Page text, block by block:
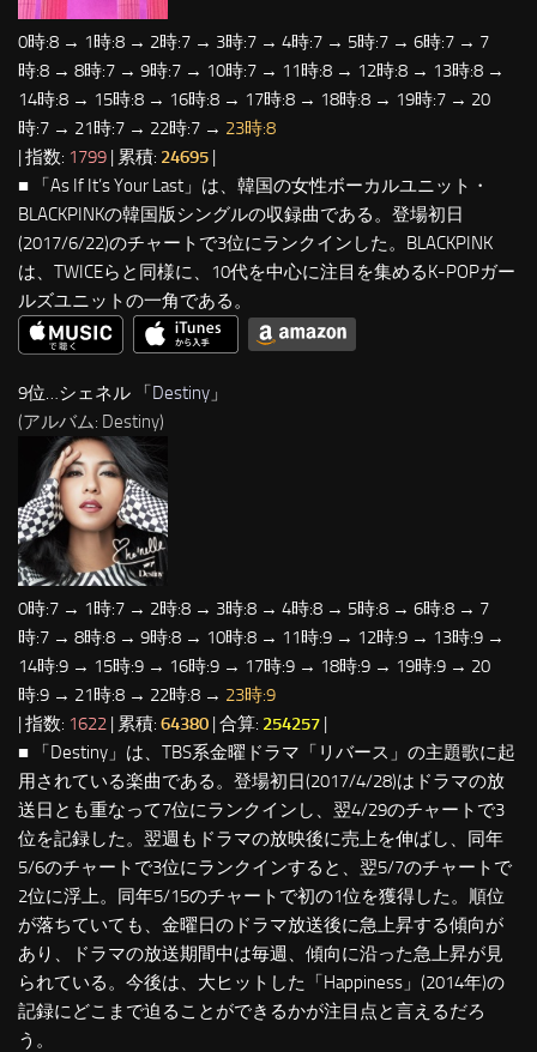
0時:8 → 1時:8 → 2時:7 → 3時:7 → 4時:7 → 5時:7 → 6時:7 → 7
時:8 → 8時:7 → 9時:7 → 10時:7 → 11時:8 → 12時:8 → 13時:8 →
14時:8 → 15時:8 → 16時:8 → 17時:8 → 18時:8 → 19時:7 → 20
時:7 → 21時:7 → 22時:7 → 23時:8
| 指数: 1799 | 累積: 24695 |
■ 「As If It’s Your Last」は、韓国の女性ボーカルユニット・
BLACKPINKの韓国版シングルの収録曲である。登場初日
(2017/6/22)のチャートで3位にランクインした。BLACKPINK
は、TWICEらと同様に、10代を中心に注目を集めるK-POPガー
ルズユニットの一角である。
9位…シェネル 「Destiny 」
(アルバム: Destiny)
0時:7 → 1時:7 → 2時:8 → 3時:8 → 4時:8 → 5時:8 → 6時:8 → 7
時:7 → 8時:8 → 9時:8 → 10時:8 → 11時:9 → 12時:9 → 13時:9 →
14時:9 → 15時:9 → 16時:9 → 17時:9 → 18時:9 → 19時:9 → 20
時:9 → 21時:8 → 22時:8 → 23時:9
| 指数: 1622 | 累積: 64380 | 合算: 254257 |
■ 「Destiny」は、TBS系金曜ドラマ「リバース」の主題歌に起
用されている楽曲である。登場初日(2017/4/28)はドラマの放
送日とも重なって7位にランクインし、翌4/29のチャートで3
位を記録した。翌週もドラマの放映後に売上を伸ばし、同年
5/6のチャートで3位にランクインすると、翌5/7のチャートで
2位に浮上。同年5/15のチャートで初の1位を獲得した。順位
が落ちていても、金曜日のドラマ放送後に急上昇する傾向が
あり、ドラマの放送期間中は毎週、傾向に沿った急上昇が見
られている。今後は、大ヒットした「Happiness」(2014年)の
記録にどこまで迫ることができるかが注目点と言えるだろ
う。